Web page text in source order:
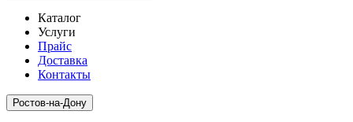
Каталог
Услуги
Прайс
Доставка
Контакты
Ростов-на-Дону